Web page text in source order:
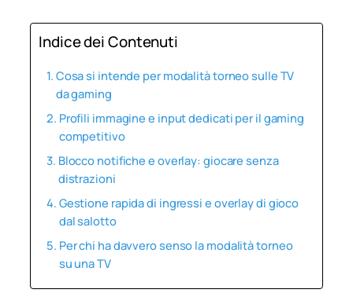
Indice dei Contenuti
Cosa si intende per modalità torneo sulle TV
da gaming
Profili immagine e input dedicati per il gaming
competitivo
Blocco notifiche e overlay: giocare senza
distrazioni
Gestione rapida di ingressi e overlay di gioco
dal salotto
Per chi ha davvero senso la modalità torneo
su una TV